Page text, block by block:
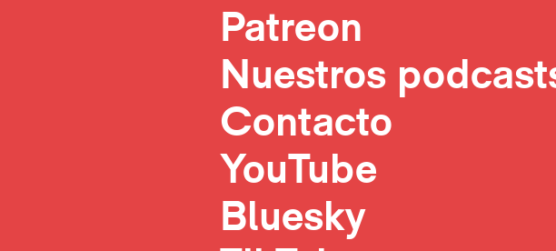
Patreon
Nuestros
Contacto
YouTube
Bluesky